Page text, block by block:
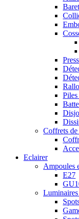
Piles
Coffrets
Eclairer
Ampoules
E27